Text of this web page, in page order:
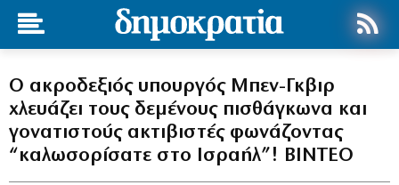
Ο ακροδεξιός υπουργός Μπεν-Γκβιρ
χλευάζει τους δεμένους πισθάγκωνα και
γονατιστούς ακτιβιστές φωνάζοντας
“καλωσορίσατε στο Ισραήλ”! ΒΙΝΤΕΟ